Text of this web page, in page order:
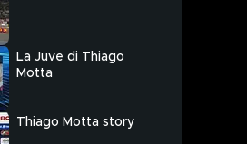
La Juve di Thiago
Motta
Thiago Motta story